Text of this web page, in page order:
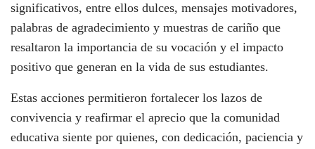
significativos, entre ellos dulces, mensajes motivadores,
palabras de agradecimiento y muestras de cariño que
resaltaron la importancia de su vocación y el impacto
positivo que generan en la vida de sus estudiantes.
Estas acciones permitieron fortalecer los lazos de
convivencia y reafirmar el aprecio que la comunidad
educativa siente por quienes, con dedicación, paciencia y